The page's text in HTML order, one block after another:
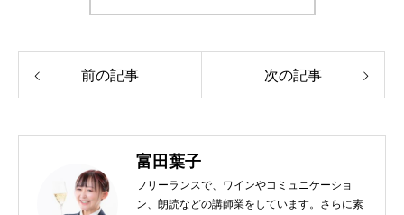
前の記事 次の記事
富田葉子
フリーランスで、ワインやコミュニケーショ
ン、朗読などの講師業をしています。さらに素